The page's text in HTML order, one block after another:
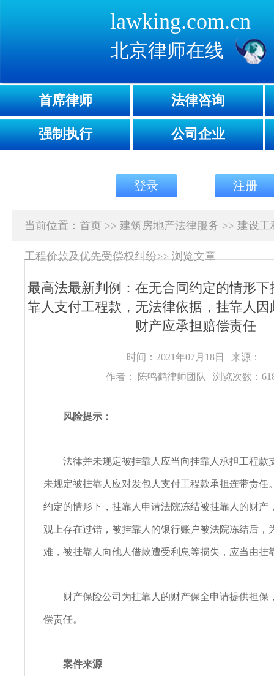
lawking.com.cn
北京律师在线
首席律师 法律咨询
强制执行 公司企业
登录 注册
当前位置： 首页 >> 建筑房地产法律服务 >> 建设工
工程价款及优先受偿权纠纷>>浏览文章
最高法最新判例：在无合同约定的情形
靠人支付工程款，无法律依据，挂靠人
财产应承担赔偿责任
时间：2021年07月18日
来源：
作者： 陈鸣鹤律师团队
浏览次数：
风险提示：
法律并未规定被挂靠人应当向挂靠人承担工程款
未规定被挂靠人应对发包人支付工程款承担连带责任
约定的情形下，挂靠人申请法院冻结被挂靠人的财产
观上存在过错，被挂靠人的银行账户被法院冻结后，
难，被挂靠人向他人借款遭受利息等损失，应当由挂
财产保险公司为挂靠人的财产保全申请提供担保
偿责任。
案件来源